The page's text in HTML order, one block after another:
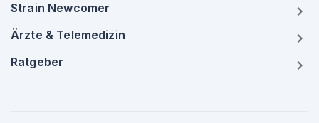
Strain Newcomer
Ärzte & Telemedizin
Ratgeber